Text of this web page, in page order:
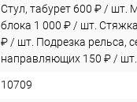
Стул, табурет 600 ₽ / шт.
блока 1 000 ₽ / шт.
₽ / шт. Подрезка рельса,
направляющих 150 ₽ / шт.
10709